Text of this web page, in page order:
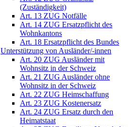
(Zuständigkeit)
Art. 13 ZUG Notfälle
Art. 14 ZUG Ersatzpflicht des
Wohnkantons
Art. 18 Ersatzpflicht des Bundes
Unterstützung von Ausländer/-innen
Art. 20 ZUG Ausländer mit
Wohnsitz in der Schweiz
Art. 21 ZUG Ausländer ohne
Wohnsitz in der Schweiz
Art. 22 ZUG Heimschaffung
Art. 23 ZUG Kostenersatz
Art. 24 ZUG Ersatz durch den
Heimatstaat